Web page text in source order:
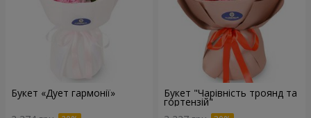
Букет «Дует гармонії» Букет "Чарівність троянд та
гортензій"